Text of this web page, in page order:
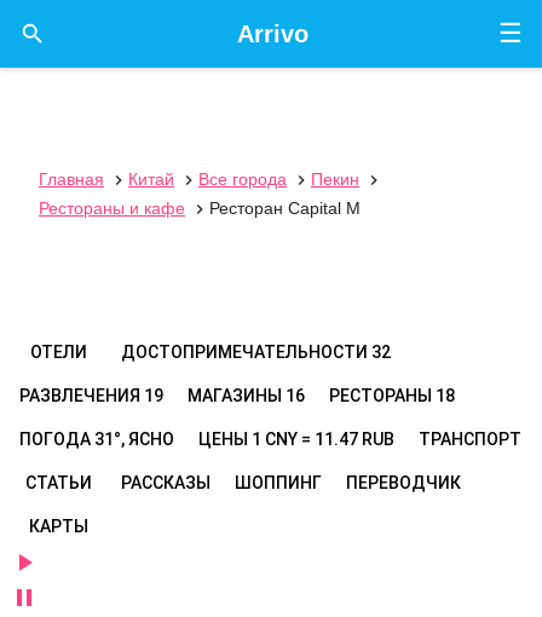
☰
Arrivo

Главная  Китай  Все города  Пекин

Рестораны и кафе
 Ресторан Capital M
ОТЕЛИ ДОСТОПРИМЕЧАТЕЛЬНОСТИ 32
РАЗВЛЕЧЕНИЯ 19 МАГАЗИНЫ 16 РЕСТОРАНЫ 18
ПОГОДА 31°, ЯСНО ЦЕНЫ 1 CNY = 11.47 RUB ТРАНСПОРТ
СТАТЬИ РАССКАЗЫ ШОППИНГ ПЕРЕВОДЧИК
КАРТЫ

